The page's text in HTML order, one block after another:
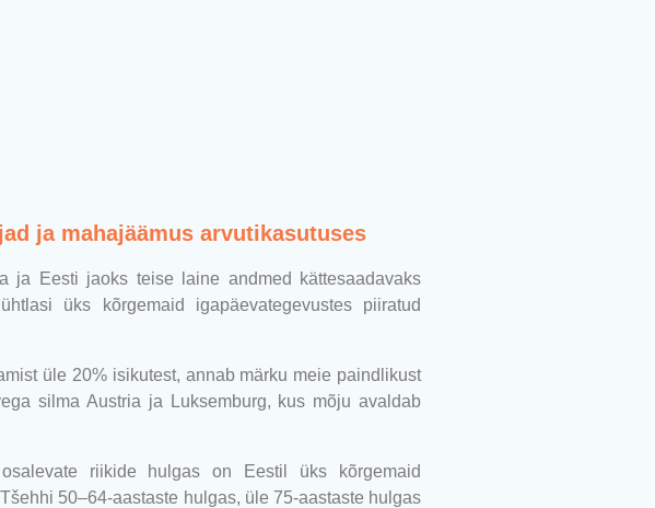
ja mahajäämus arvutikasutuses
ja Eesti jaoks teise laine andmed kättesaadavaks
üks kõrgemaid igapäevategevustes piiratud
üle 20% isikutest, annab märku meie paindlikust
silma Austria ja Luksemburg, kus mõju avaldab
riikide hulgas on Eestil üks kõrgemaid
50–64-aastaste hulgas, üle 75-aastaste hulgas